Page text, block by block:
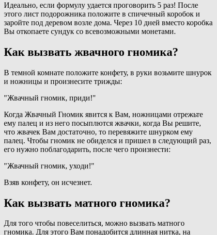
Идеально, если формулу удается проговорить 5 раз! После
этого лист подорожника положите в спичечный коробок и
заройте под деревом возле дома. Через 10 дней вместо коробка
Вы откопаете сундук со всевозможными монетами.
Как вызвать жвачного гномика?
В темной комнате положите конфету, в руки возьмите шнурок
и ножницы и произнесите трижды:
"Жвачный гномик, приди!"
Когда Жвачный Гномик явится к Вам, ножницами отрежьте
ему палец и из него посыплются жвачки, когда Вы решите,
что жвачек Вам достаточно, то перевяжите шнурком ему
палец. Чтобы гномик не обиделся и пришел в следующий раз,
его нужно поблагодарить, после чего произнести:
"Жвачный гномик, уходи!"
Взяв конфету, он исчезнет.
Как вызвать матного гномика?
Для того чтобы повеселиться, можно вызвать матного
гномика. Для этого Вам понадобится длинная нитка, на